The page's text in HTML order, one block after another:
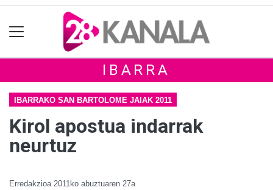
IBARRA
IBARRAKO SAN BARTOLOME JAIAK 2011
Kirol apostua indarrak
neurtuz
Erredakzioa 2011ko abuztuaren 27a